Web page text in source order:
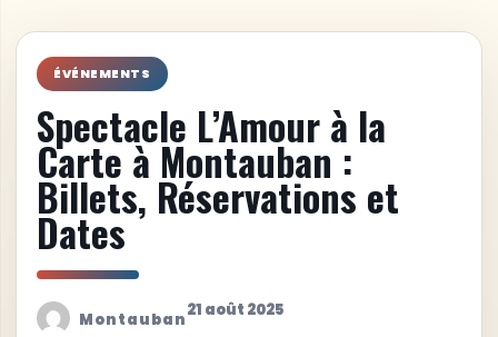
ÉVÉNEMENTS
Spectacle L’Amour à la
Carte à Montauban :
Billets, Réservations et
Dates
Montauban21 août 2025